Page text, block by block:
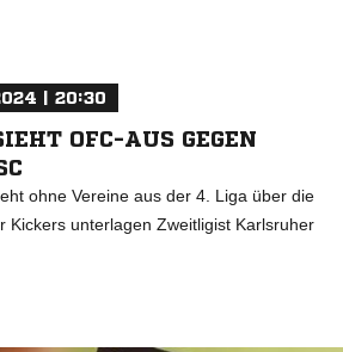
| 20:30
OFC-AUS GEGEN
ohne Vereine aus der 4. Liga über die
Kickers unterlagen Zweitligist Karlsruher